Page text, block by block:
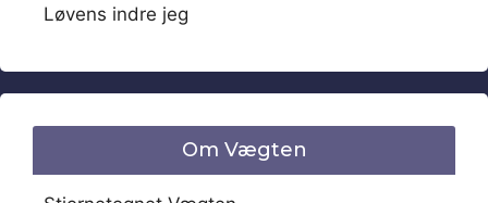
Løvens indre jeg
Om Vægten